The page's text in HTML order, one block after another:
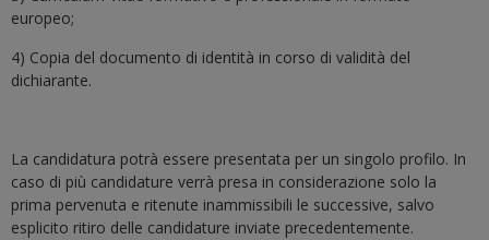
europeo;
4) Copia del documento di identità in corso di validità del
dichiarante.
La candidatura potrà essere presentata per un singolo profilo. In
caso di più candidature verrà presa in considerazione solo la
prima pervenuta e ritenute inammissibili le successive, salvo
esplicito ritiro delle candidature inviate precedentemente.